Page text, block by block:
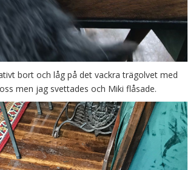
bort och låg på det vackra trägolvet med
men jag svettades och Miki flåsade.